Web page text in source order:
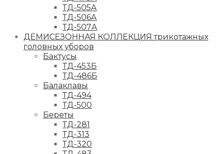
ТД-505А
ТД-506А
ТД-507А
ДЕМИСЕЗОННАЯ КОЛЛЕКЦИЯ трикотажных
головных уборов
Бактусы
ТД-453Б
ТД-486Б
Балаклавы
ТД-494
ТД-500
Береты
ТД-281
ТД-313
ТД-320